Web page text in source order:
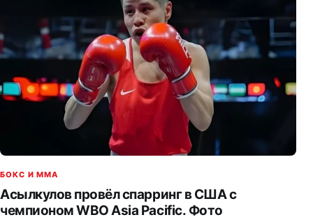
БОКС И MMA
Асылкулов провёл спарринг в США с
чемпионом WBO Asia Pacific. Фото